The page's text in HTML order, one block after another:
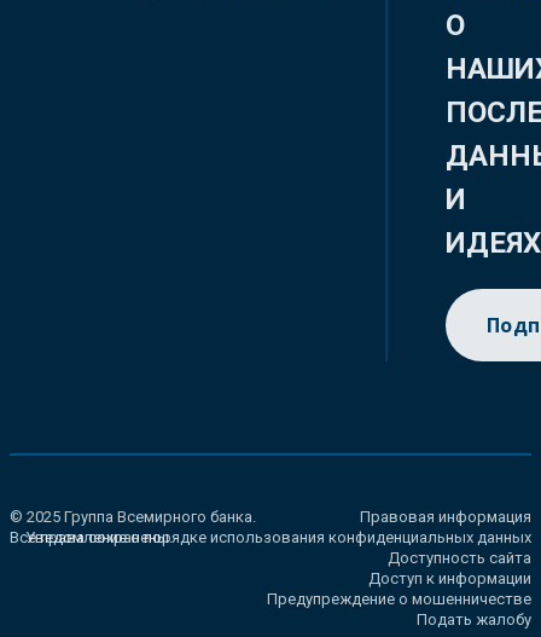
О
И
ИДЕЯХ
© 2025 Группа Всемирного банка.
Все права сохранены.
Правовая информация
Уведомление о порядке использования конфиденциальных данных
Доступность сайта
Доступ к информации
Предупреждение о мошенничестве
Подать жалобу